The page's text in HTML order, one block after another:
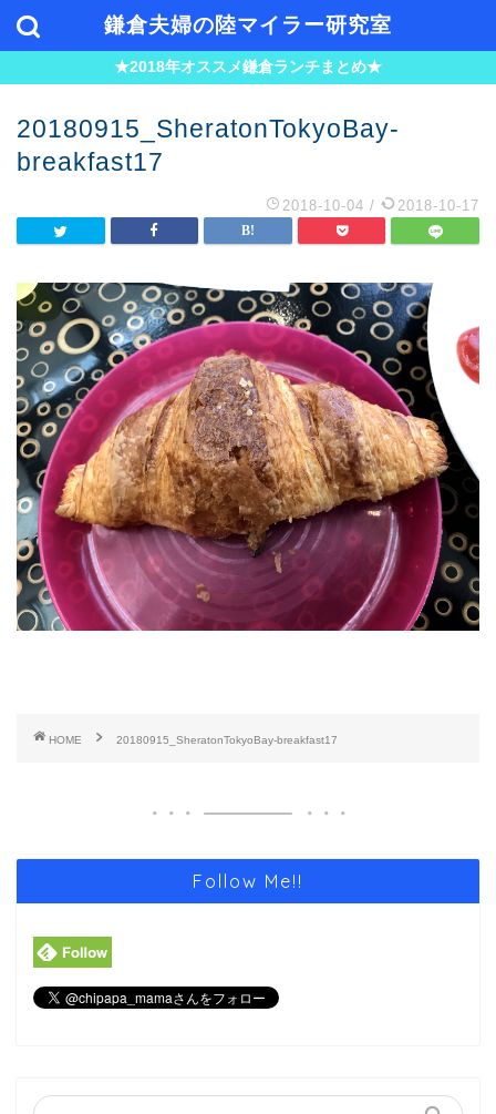
鎌倉夫婦の陸マイラー研究室
★2018年オススメ鎌倉ランチまとめ★
20180915_SheratonTokyoBay-
breakfast17
2018-10-04 / 2018-10-17
HOME 20180915_SheratonTokyoBay-breakfast17
Follow Me!!